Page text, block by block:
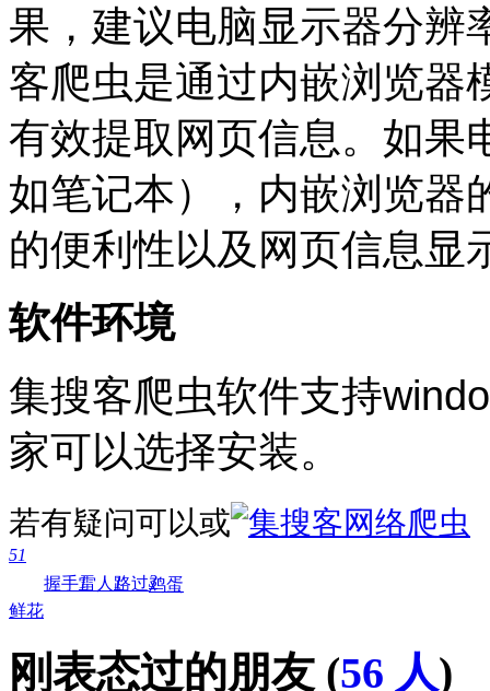
果，建议电脑显示器分辨
客爬虫是通过内嵌浏览器
有效提取网页信息。如果
如笔记本），内嵌浏览器
的便利性以及网页信息显
软件环境
集搜客爬虫软件支持
家可以选择安装。
若有疑问可以或
51
鲜花
握手1
雷人 1
路过3
鸡蛋
刚表态过的朋友 (56 人)